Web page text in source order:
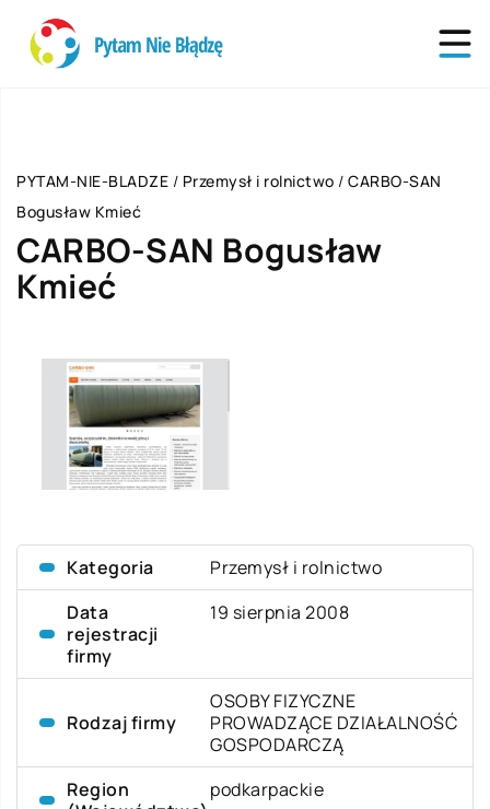
PYTAM-NIE-BLADZE / Przemysł i rolnictwo / CARBO-SAN
Bogusław Kmieć
CARBO-SAN Bogusław
Kmieć
Kategoria
Przemysł i rolnictwo
Data
rejestracji
firmy
19 sierpnia 2008
Rodzaj firmy
OSOBY FIZYCZNE
PROWADZĄCE DZIAŁALNOŚĆ
GOSPODARCZĄ
Region
podkarpackie